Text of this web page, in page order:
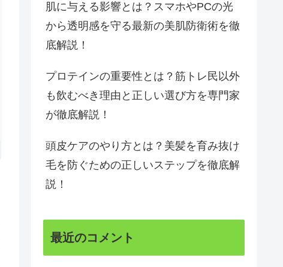
肌に与える影響とは？スマホやPCの光
から透明感を守る最新の美肌防衛術を徹
底解説！
プロテインの重要性とは？筋トレ民以外
も飲むべき理由と正しい選び方を専門家
が徹底解説！
頭皮ケアのやり方とは？美髪を育み抜け
毛を防ぐための正しいステップを徹底解
説！
最近のコメント